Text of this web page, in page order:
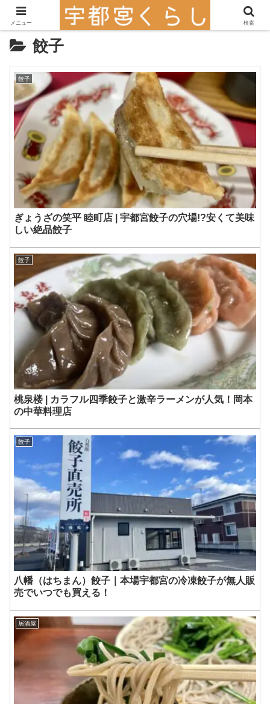
餃子
餃子
ぎょうざの笑平 睦町店 | 宇都宮餃子の穴場!?安くて美味
しい絶品餃子
餃子
桃泉楼 | カラフル四季餃子と激辛ラーメンが人気！岡本
の中華料理店
餃子
八幡（はちまん）餃子｜本場宇都宮の冷凍餃子が無人販
売でいつでも買える！
居酒屋
メニュー 検索